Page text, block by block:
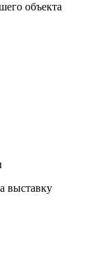
объекта